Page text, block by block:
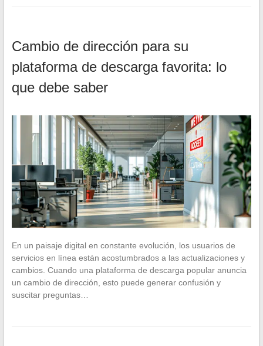
Cambio de dirección para su
plataforma de descarga favorita: lo
que debe saber
En un paisaje digital en constante evolución, los usuarios de
servicios en línea están acostumbrados a las actualizaciones y
cambios. Cuando una plataforma de descarga popular anuncia
un cambio de dirección, esto puede generar confusión y
suscitar preguntas…